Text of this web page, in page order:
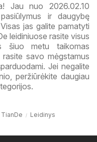
Jau nuo 2026.02.10
ir daugybę
jas galite pamatyti
leidiniuose rasite visus
šiuo metu taikomas
savo mėgstamus
Jei negalite
peržiūrėkite daugiau
TianDe Leidinys